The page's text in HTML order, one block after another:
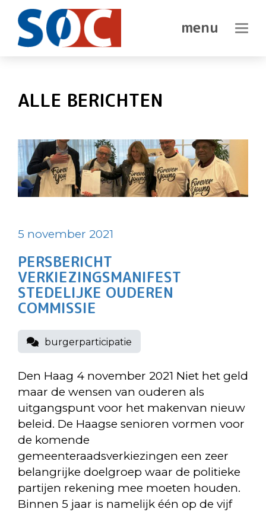
In-/
ALLE BERICHTEN
5 november 2021
PERSBERICHT
VERKIEZINGSMANIFEST
STEDELIJKE OUDEREN
COMMISSIE
burgerparticipatie
Den Haag 4 november 2021 Niet het geld
maar de wensen van ouderen als
uitgangspunt voor het makenvan nieuw
beleid. De Haagse senioren vormen voor
de komende
gemeenteraadsverkiezingen een zeer
belangrijke doelgroep waar de politieke
partijen rekening mee moeten houden.
Binnen 5 jaar is namelijk één op de vijf